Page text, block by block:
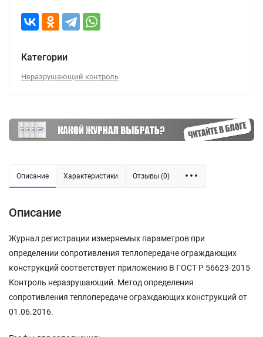
Категории
Неразрушающий контроль
Описание Характеристики Отзывы (0)
Описание
Журнал регистрации измеряемых параметров при
определении сопротивления теплопередаче ограждающих
конструкций соответствует приложению В ГОСТ Р 56623-2015
Контроль неразрушающий. Метод определения
сопротивления теплопередаче ограждающих конструкций от
01.06.2016.